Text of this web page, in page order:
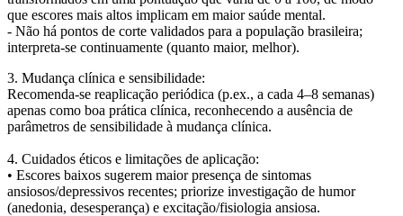
que escores mais altos implicam em maior saúde mental.
- Não há pontos de corte validados para a população brasileira;
interpreta-se continuamente (quanto maior, melhor).
3. Mudança clínica e sensibilidade:
Recomenda-se reaplicação periódica (p.ex., a cada 4–8 semanas)
apenas como boa prática clínica, reconhecendo a ausência de
parâmetros de sensibilidade à mudança clínica.
4. Cuidados éticos e limitações de aplicação:
• Escores baixos sugerem maior presença de sintomas
ansiosos/depressivos recentes; priorize investigação de humor
(anedonia, desesperança) e excitação/fisiologia ansiosa.